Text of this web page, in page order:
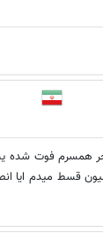
همسرم فوت شده یه
قسط میدم ایا